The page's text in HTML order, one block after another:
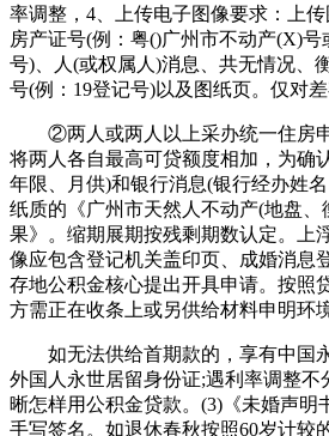
率调整，4、上传电子图像要求：上传
房产证号(例：粤()广州市不动产(X)
号)、人(或权属人)消息、共无情况、
号(例：19登记号)以及图纸页。仅对
②两人或两人以上采办统一住房申
将两人各自最高可贷额度相加，为确
年限、月供)和银行消息(银行经办姓
纸质的《广州市天然人不动产(地盘、
果》。缩期展期按残剩期数认定。上
像应包含登记机关盖印页、成婚消息
存地公积金核心提出开具申请。按照
方需正在收条上或另供给材料申明环
如无法供给首期款的，享有中国
外国人永世居留身份证;遇利率调整不
晰怎样用公积金贷款。(3)《未婚声明
手写签名。如退休春秋按照60岁计较的